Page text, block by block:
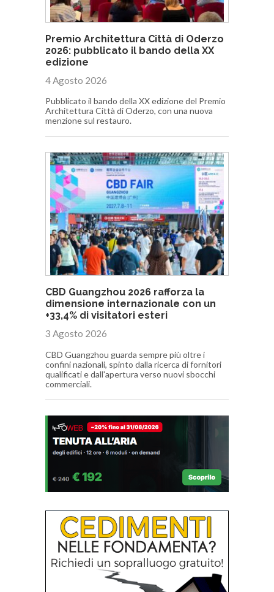
Premio Architettura Città di Oderzo
2026: pubblicato il bando della XX
edizione
4 Agosto 2026
Pubblicato il bando della XX edizione del Premio
Architettura Città di Oderzo, con una nuova
menzione sul restauro.
CBD Guangzhou 2026 rafforza la
dimensione internazionale con un
+33,4% di visitatori esteri
3 Agosto 2026
CBD Guangzhou guarda sempre più oltre i
confini nazionali, spinto dalla ricerca di fornitori
qualificati e dall'apertura verso nuovi sbocchi
commerciali.